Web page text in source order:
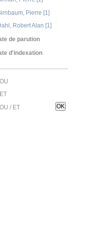
Pierre [1]
Robert Alan [1]
de parution
[1]
d'indexation
2016 [1]
OU
ET
OU / ET